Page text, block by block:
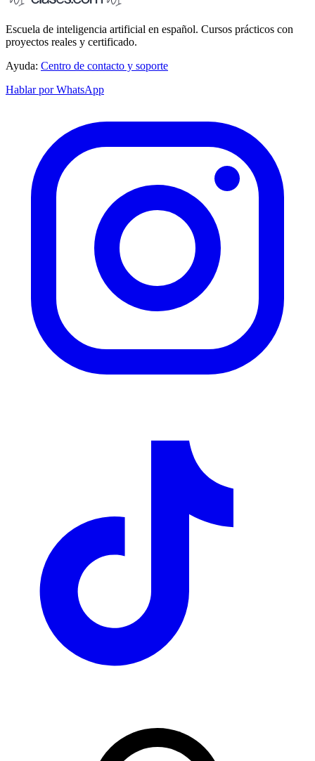
Escuela de inteligencia artificial en español. Cursos prácticos con
proyectos reales y certificado.
Ayuda: Centro de contacto y soporte
Hablar por WhatsApp